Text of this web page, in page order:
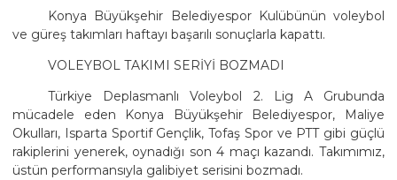
Konya Büyükşehir Belediyespor Kulübünün voleybol
ve güreş takımları haftayı başarılı sonuçlarla kapattı.
VOLEYBOL TAKIMI SERİYİ BOZMADI
Türkiye Deplasmanlı Voleybol 2. Lig A Grubunda
mücadele eden Konya Büyükşehir Belediyespor, Maliye
Okulları, Isparta Sportif Gençlik, Tofaş Spor ve PTT gibi güçlü
rakiplerini yenerek, oynadığı son 4 maçı kazandı. Takımımız,
üstün performansıyla galibiyet serisini bozmadı.